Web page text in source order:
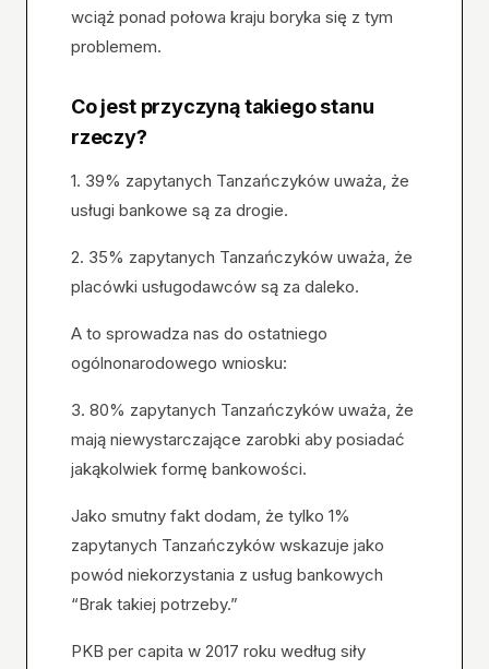
wciąż ponad połowa kraju boryka się z tym
problemem.
Co jest przyczyną takiego stanu
rzeczy?
1. 39% zapytanych Tanzańczyków uważa, że
usługi bankowe są za drogie.
2. 35% zapytanych Tanzańczyków uważa, że
placówki usługodawców są za daleko.
A to sprowadza nas do ostatniego
ogólnonarodowego wniosku:
3. 80% zapytanych Tanzańczyków uważa, że
mają niewystarczające zarobki aby posiadać
jakąkolwiek formę bankowości.
Jako smutny fakt dodam, że tylko 1%
zapytanych Tanzańczyków wskazuje jako
powód niekorzystania z usług bankowych
“Brak takiej potrzeby.”
PKB per capita w 2017 roku według siły